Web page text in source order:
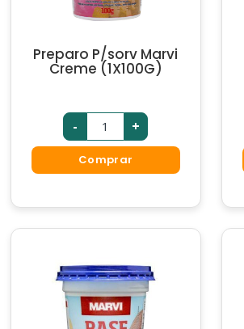
Preparo P/sorv Marvi
Creme (1X100G)
- +
Comprar